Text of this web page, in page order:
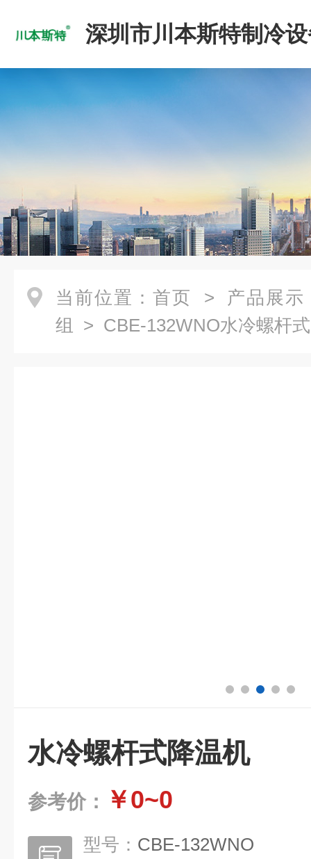
深圳市川本斯特制冷
公司
当前位置： 首页 > 产品展示
组
> CBE-132WNO水冷螺杆
水冷螺杆式降温机
参考价： ￥0~0
型号： CBE-132WNO